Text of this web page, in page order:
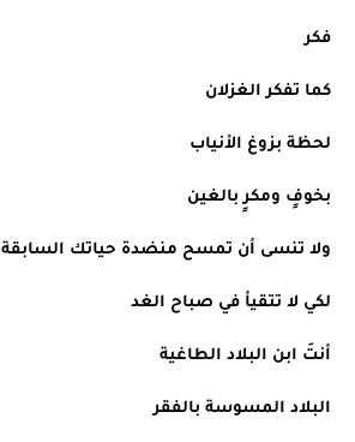
فكر
كما تفكر الغزلان
لحظة بزوغ الأنياب
بخوفٍ ومكرٍ بالغين
ولا تنسى أن تمسح منضدة حياتك السابقة
لكي لا تتقيأ في صباح الغد
أنتَ ابن البلاد الطاغية
البلاد المسوسة بالفقر